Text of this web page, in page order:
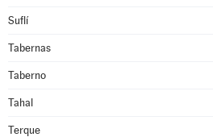
Suflí
Tabernas
Taberno
Tahal
Terque